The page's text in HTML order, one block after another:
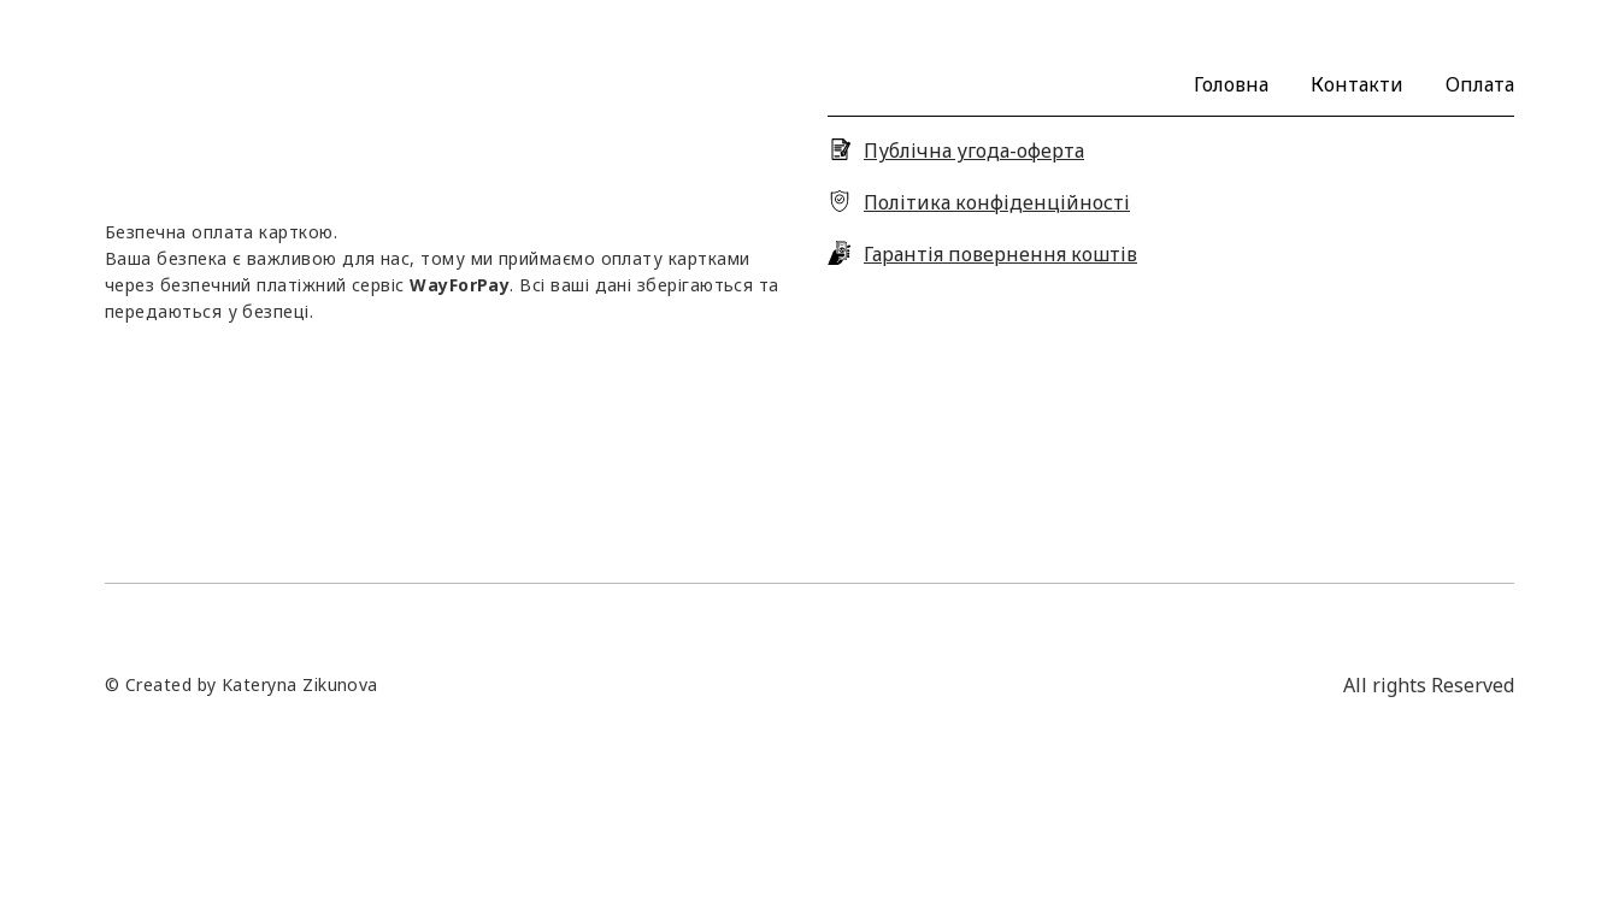
Безпечна оплата карткою.
Ваша безпека є важливою для нас, тому ми приймаємо оплату картками
через безпечний платіжний сервісWayForPay. Всі ваші дані зберігаються та
передаються у безпеці.
Головна Контакти Оплата
Публічна угода-оферта
Політика конфіденційності
Гарантія повернення коштів
© Created by Kateryna Zikunova All rights Reserved